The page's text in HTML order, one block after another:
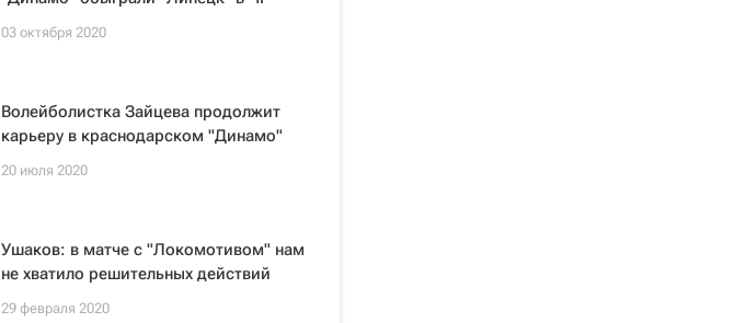
03 октября 2020
Волейболистка Зайцева продолжит
карьеру в краснодарском "Динамо"
20 июля 2020
Ушаков: в матче с "Локомотивом" нам
не хватило решительных действий
29 февраля 2020